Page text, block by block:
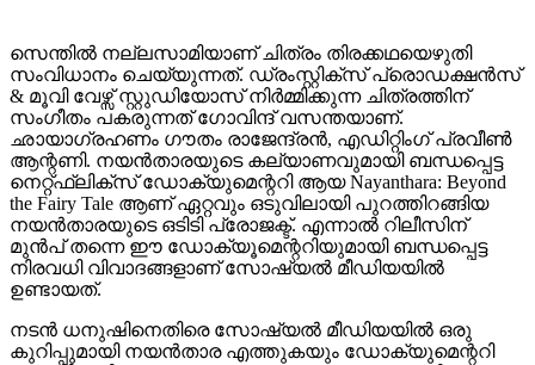
സെന്തിൽ നല്ലസാമിയാണ് ചിത്രം തിരക്കഥയെഴുതി
സംവിധാനം ചെയ്യുന്നത്. ഡ്രംസ്റ്റിക്സ് പ്രൊഡക്ഷൻസ്
& മൂവി വേഴ്സ് സ്റ്റുഡിയോസ് നിർമ്മിക്കുന്ന ചിത്രത്തിന്
സംഗീതം പകരുന്നത് ഗോവിന്ദ് വസന്തയാണ്.
ഛായാഗ്രഹണം ഗൗതം രാജേന്ദ്രൻ, എഡിറ്റിംഗ് പ്രവീൺ
ആന്റണി. നയൻതാരയുടെ കല്യാണവുമായി ബന്ധപ്പെട്ട
നെറ്റ്ഫ്ലിക്സ് ഡോക്യുമെന്ററി ആയ Nayanthara: Beyond
the Fairy Tale ആണ് ഏറ്റവും ഒടുവിലായി പുറത്തിറങ്ങിയ
നയൻതാരയുടെ ഒടിടി പ്രോജക്ട്. എന്നാൽ റിലീസിന്
മുൻപ് തന്നെ ഈ ഡോക്യൂമെന്ററിയുമായി ബന്ധപ്പെട്ട
നിരവധി വിവാദങ്ങളാണ് സോഷ്യൽ മീഡിയയിൽ
ഉണ്ടായത്.
നടൻ ധനുഷിനെതിരെ സോഷ്യൽ മീഡിയയിൽ ഒരു
കുറിപ്പുമായി നയൻ‌താര എത്തുകയും ഡോക്യുമെന്ററി